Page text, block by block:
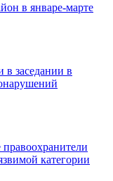
в январе-марте
в заседании в
категории